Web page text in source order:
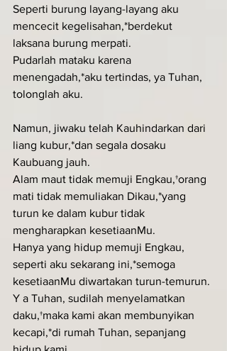
Seperti burung layang-layang aku
mencecit kegelisahan,*berdekut
laksana burung merpati.
Pudarlah mataku karena
menengadah,*aku tertindas, ya Tuhan,
tolonglah aku.
Namun, jiwaku telah Kauhindarkan dari
liang kubur,*dan segala dosaku
Kaubuang jauh.
Alam maut tidak memuji Engkau,†orang
mati tidak memuliakan Dikau,*yang
turun ke dalam kubur tidak
mengharapkan kesetiaanMu.
Hanya yang hidup memuji Engkau,
seperti aku sekarang ini,*semoga
kesetiaanMu diwartakan turun-temurun.
Y a Tuhan, sudilah menyelamatkan
daku,†maka kami akan membunyikan
kecapi,*di rumah Tuhan, sepanjang